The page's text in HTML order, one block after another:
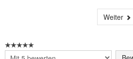
Weiter
Bitte